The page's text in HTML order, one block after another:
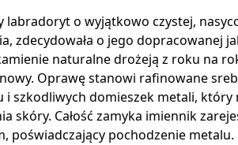
o wyjątkowo czystej,
zdecydowała o jego dopracowanej
naturalne drożeją z roku na
Oprawę stanowi rafinowane
szkodliwych domieszek metali, który
skóry. Całość zamyka imiennik
poświadczający pochodzenie metalu.